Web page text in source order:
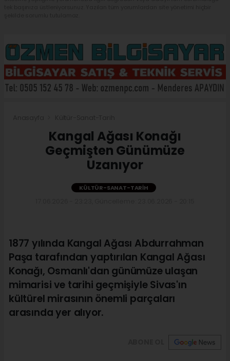
Kangal Ağası Konağı
Geçmişten Günümüze
Uzanıyor
KÜLTÜR-SANAT-TARIH
1877 yılında Kangal Ağası Abdurrahman
Paşa tarafından yaptırılan Kangal Ağası
Konağı, Osmanlı'dan günümüze ulaşan
mimarisi ve tarihi geçmişiyle Sivas'ın
kültürel mirasının önemli parçaları
arasında yer alıyor.